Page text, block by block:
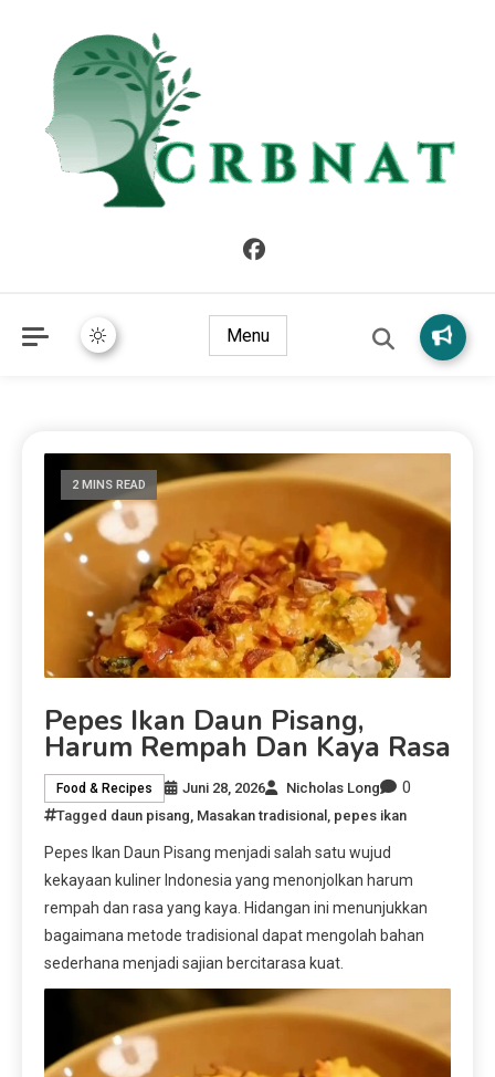
Menu
2 MINS READ
Pepes Ikan Daun Pisang,
Harum Rempah Dan Kaya Rasa
Food & Recipes Juni 28, 2026 Nicholas Long 0
Tagged daun pisang, Masakan tradisional , pepes ikan
Pepes Ikan Daun Pisang menjadi salah satu wujud
kekayaan kuliner Indonesia yang menonjolkan harum
rempah dan rasa yang kaya. Hidangan ini menunjukkan
bagaimana metode tradisional dapat mengolah bahan
sederhana menjadi sajian bercitarasa kuat.